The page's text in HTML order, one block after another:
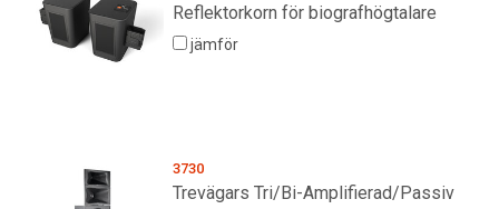
Reflektorkorn för biografhögtalare
jämför
3730
Trevägars Tri/Bi-Amplifierad/Passiv